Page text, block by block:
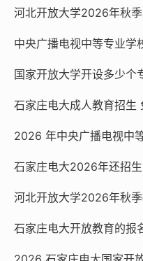
（微信同号）
咨询渠道全公开 报名国
波折腾，只需 4步即可完
已启动，不少考生关心“
第一步：咨询确认，明确
河北开放大学2026年秋
中央广播电视中等专业学
国家开放大学开设多少个
石家庄电大成人教育招生
石家庄电大2026年还招
河北开放大学2026年秋
石家庄电大开放教育的报